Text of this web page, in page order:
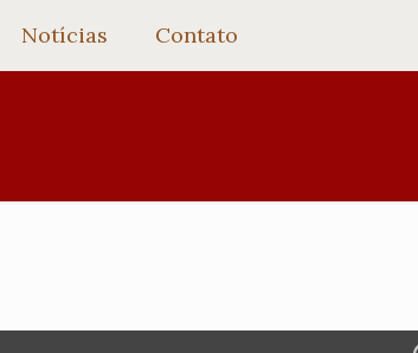
Notícias Contato